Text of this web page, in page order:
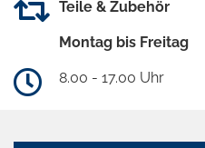
Teile & Zubehör
Montag bis Freitag
8.00 - 17.00 Uhr